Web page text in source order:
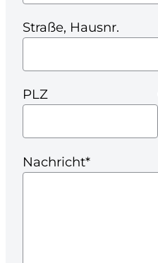
Straße, Hausnr.
PLZ
Nachricht*